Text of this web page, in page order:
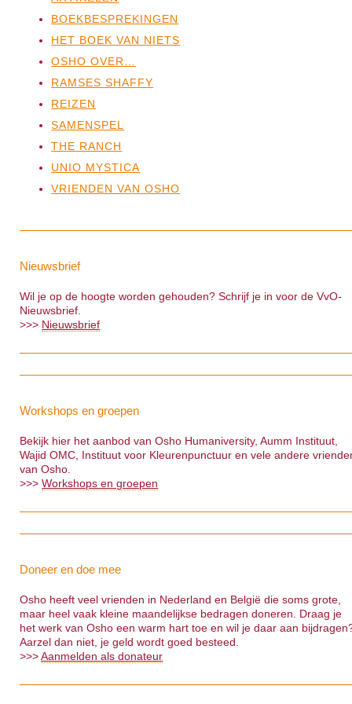
BOEKBESPREKINGEN
HET BOEK VAN NIETS
OSHO OVER…
RAMSES SHAFFY
REIZEN
SAMENSPEL
THE RANCH
UNIO MYSTICA
VRIENDEN VAN OSHO
Nieuwsbrief
Wil je op de hoogte worden gehouden? Schrijf je in voor de VvO-
Nieuwsbrief.
>>> Nieuwsbrief
Workshops en groepen
Bekijk hier het aanbod van Osho Humaniversity, Aumm Instituut,
Wajid OMC, Instituut voor Kleurenpunctuur en vele andere
van Osho.
>>>Workshops en groepen
Doneer en doe mee
Osho heeft veel vrienden in Nederland en België die soms grote,
maar heel vaak kleine maandelijkse bedragen doneren. Draag je
het werk van Osho een warm hart toe en wil je daar aan
Aarzel dan niet, je geld wordt goed besteed.
>>>Aanmelden als donateur